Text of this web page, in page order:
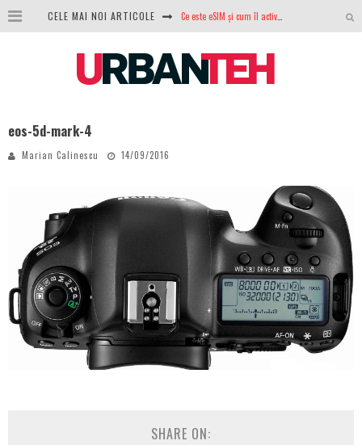
CELE MAI NOI ARTICOLE Ce este eSIM și cum îl activezi pe telefon? Ghid complet pentru Android și iPhone
NVIDIA avertizează: memoria RAM și SSD-urile ar putea deveni și mai scumpe în perioada următoare
eos-5d-mark-4
Marian Calinescu 14/09/2016
SHARE ON: